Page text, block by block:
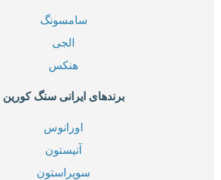
سامسونگ
الجی
هنکس
برندهای ایرانی سنگ کورین
اورانوس
آتیستون
سوپراستون